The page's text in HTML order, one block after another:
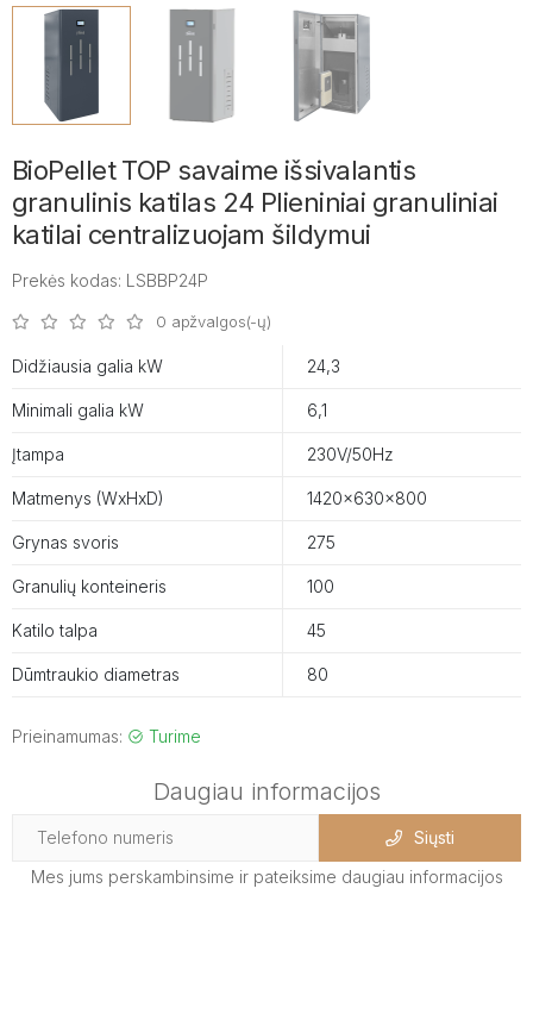
BioPellet TOP savaime išsivalantis
granulinis katilas 24 Plieniniai granuliniai
katilai centralizuojam šildymui
Prekės kodas: LSBBP24P
0 apžvalgos(-ų)
Didžiausia galia kW 24,3
Minimali galia kW 6,1
Įtampa 230V/50Hz
Matmenys (WxHxD) 1420x630x800
Grynas svoris 275
Granulių konteineris 100
Katilo talpa 45
Dūmtraukio diametras 80
Prieinamumas: Turime
Daugiau informacijos
Siųsti
Mes jums perskambinsime ir pateiksime daugiau informacijos